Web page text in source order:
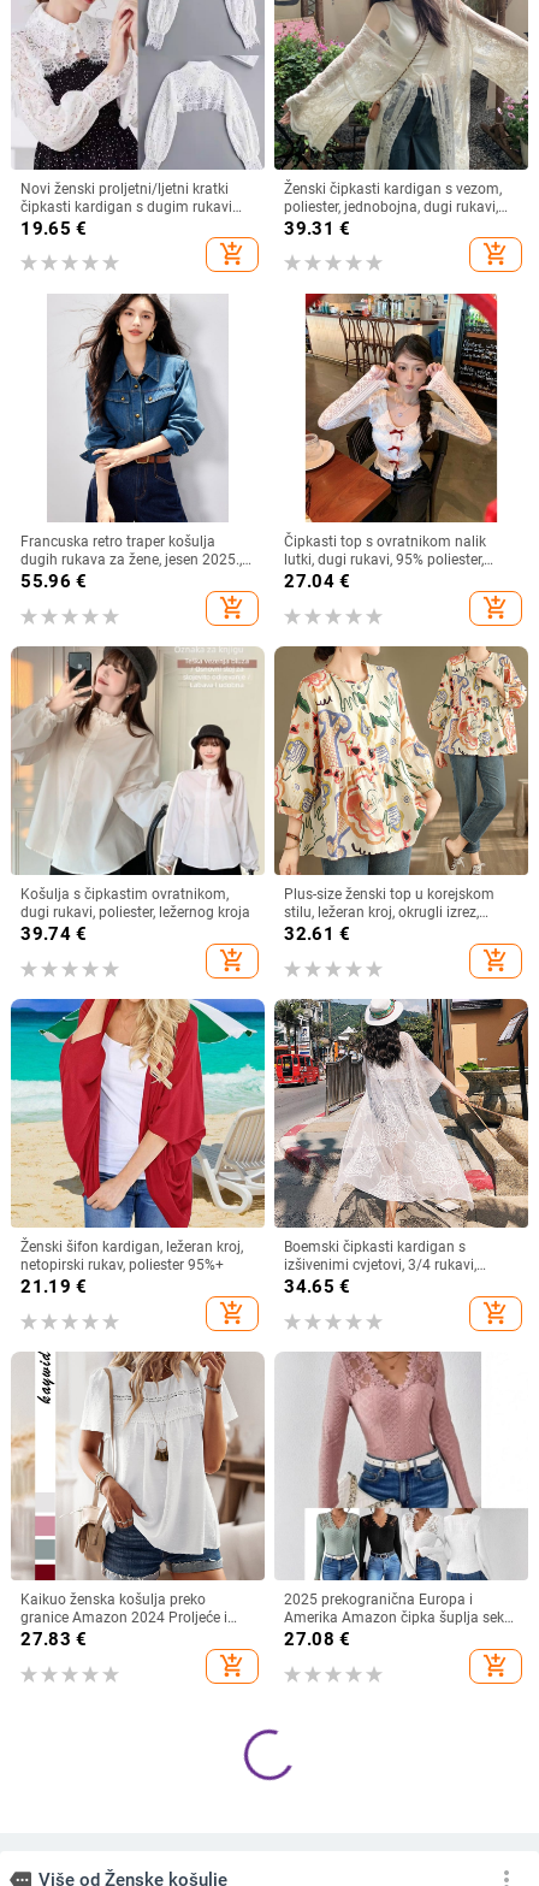
Novi ženski proljetni/ljetni kratki
čipkasti kardigan s dugim rukavima
i lažnim ovratnikom, otporan na
19.65 €
add_shopping_cart
Ženski čipkasti kardigan s vezom,
poliester, jednobojna, dugi rukavi,
dugi kroj
39.31 €
add_shopping_cart
Francuska retro traper košulja
dugih rukava za žene, jesen 2025.,
nova ležerna, elegantna, svestrana,
55.96 €
add_shopping_cart
Čipkasti top s ovratnikom nalik
lutki, dugi rukavi, 95% poliester,
kardigan stil, gradski stil
27.04€
add_shopping_cart
Košulja s čipkastim ovratnikom,
dugi rukavi, poliester, ležernog kroja
39.74€
add_shopping_cart
Plus-size ženski top u korejskom
stilu, ležeran kroj, okrugli izrez,
pamuk (70–80%), proljeće 2024
32.61 €
add_shopping_cart
Ženski šifon kardigan, ležeran kroj,
netopirski rukav, poliester 95%+
21.19 €
add_shopping_cart
Boemski čipkasti kardigan s
izšivenimi cvjetovi, 3/4 rukavi,
poluotvoren ovratnik, pamuk
34.65 €
add_shopping_cart
Kaikuo ženska košulja preko
granice Amazon 2024 Proljeće i
ljeto Izvoz Ležerna jednobojna
majica kratkih rukava s okruglim
izrezom
27.83 €
add_shopping_cart
2025 prekogranična Europa i
Amerika Amazon čipka šuplja seksi
ženska duga rukava čipka žakard
pletena duga rukava veleprodaja
27.08 €
add_shopping_cart